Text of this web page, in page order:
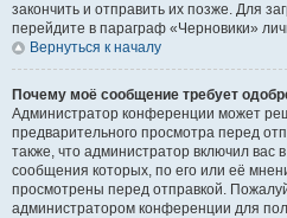
закончить и отправить их позже. Для
перейдите в параграф «Черновики»
Вернуться к началу
Почему моё сообщение требует
Администратор конференции может
предварительного просмотра перед
также, что администратор включил вас
сообщения которых, по его или её
просмотрены перед отправкой.
администратором конференции для